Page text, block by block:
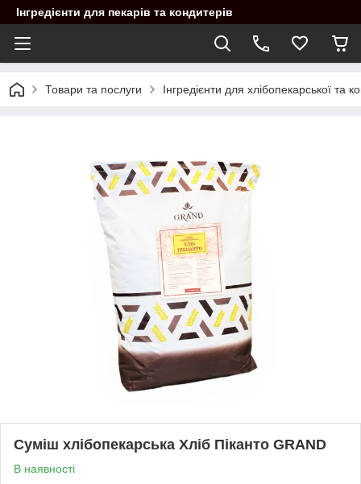
Інгредієнти для пекарів та кондитерів
Товари та послуги Інгредієнти для хлібопекарської та
Суміш хлібопекарська Хліб Піканто GRAND
В наявності